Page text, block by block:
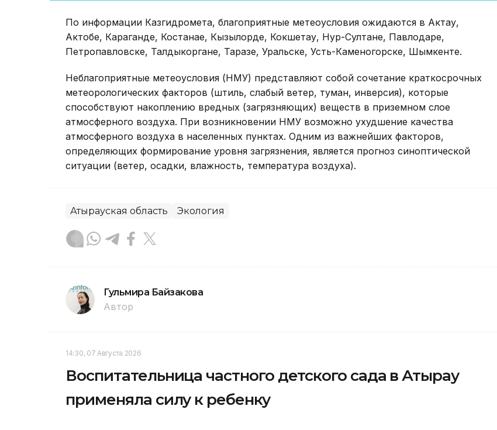
По информации Казгидромета, благоприятные метеоусловия ожидаются в Актау,
Актобе, Караганде, Костанае, Кызылорде, Кокшетау, Нур-Султане, Павлодаре,
Петропавловске, Талдыкоргане, Таразе, Уральске, Усть-Каменогорске, Шымкенте.
Неблагоприятные метеоусловия (НМУ) представляют собой сочетание краткосрочных
метеорологических факторов (штиль, слабый ветер, туман, инверсия), которые
способствуют накоплению вредных (загрязняющих) веществ в приземном слое
атмосферного воздуха. При возникновении НМУ возможно ухудшение качества
атмосферного воздуха в населенных пунктах. Одним из важнейших факторов,
определяющих формирование уровня загрязнения, является прогноз синоптической
ситуации (ветер, осадки, влажность, температура воздуха).
Атырауская область Экология
Гульмира Байзакова
Автор
14:30, 07 Августа 2026
Воспитательница частного детского сада в Атырау
применяла силу к ребенку